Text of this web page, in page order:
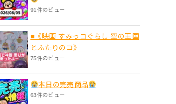
91件のビュー
■《映画 すみっコぐらし 空の王国
とふたりのコ》...
75件のビュー
本日の完売商品
63件のビュー